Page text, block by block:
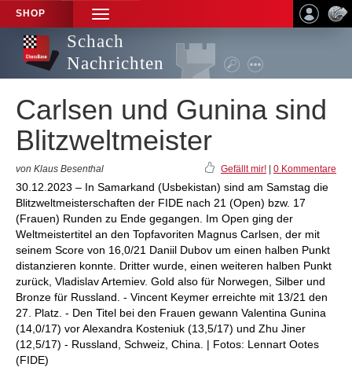
SHOP
TOGGLE
NAVIGATION
Schach
Nachrichten
Carlsen und Gunina sind
Blitzweltmeister
von Klaus Besenthal Gefällt mir! 0 Kommentare
30.12.2023 – In Samarkand (Usbekistan) sind am Samstag die
Blitzweltmeisterschaften der FIDE nach 21 (Open) bzw. 17
(Frauen) Runden zu Ende gegangen. Im Open ging der
Weltmeistertitel an den Topfavoriten Magnus Carlsen, der mit
seinem Score von 16,0/21 Daniil Dubov um einen halben Punkt
distanzieren konnte. Dritter wurde, einen weiteren halben Punkt
zurück, Vladislav Artemiev. Gold also für Norwegen, Silber und
Bronze für Russland. - Vincent Keymer erreichte mit 13/21 den
27. Platz. - Den Titel bei den Frauen gewann Valentina Gunina
(14,0/17) vor Alexandra Kosteniuk (13,5/17) und Zhu Jiner
(12,5/17) - Russland, Schweiz, China. | Fotos: Lennart Ootes
(FIDE)